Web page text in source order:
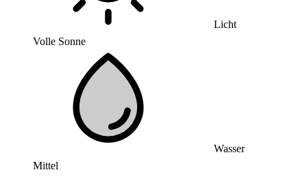
Licht
Volle Sonne
Wasser
Mittel